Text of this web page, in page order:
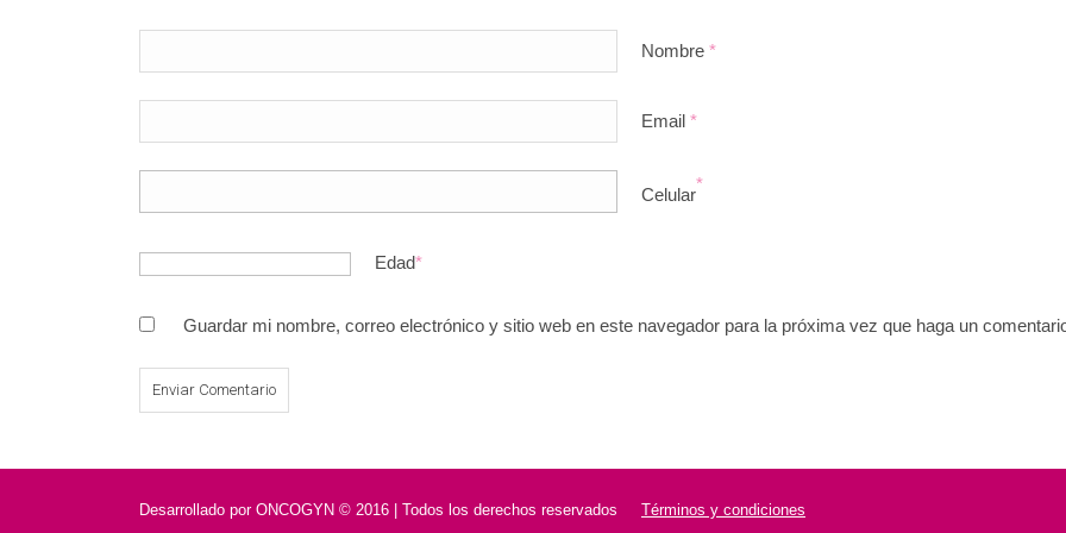
Nombre *
Email *
Celular
*
Edad*
Guardar mi nombre, correo electrónico y sitio web en este navegador para la próxima vez que haga un
Desarrollado por ONCOGYN © 2016 | Todos los derechos reservados Términos y condiciones